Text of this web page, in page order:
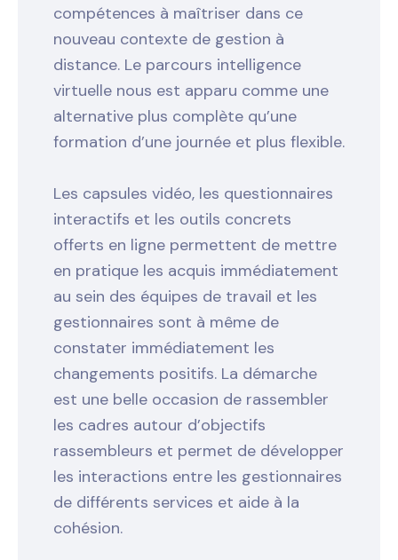
compétences à maîtriser dans ce
nouveau contexte de gestion à
distance. Le parcours intelligence
virtuelle nous est apparu comme une
alternative plus complète qu’une
formation d’une journée et plus flexible.
Les capsules vidéo, les questionnaires
interactifs et les outils concrets
offerts en ligne permettent de mettre
en pratique les acquis immédiatement
au sein des équipes de travail et les
gestionnaires sont à même de
constater immédiatement les
changements positifs. La démarche
est une belle occasion de rassembler
les cadres autour d’objectifs
rassembleurs et permet de développer
les interactions entre les gestionnaires
de différents services et aide à la
cohésion.